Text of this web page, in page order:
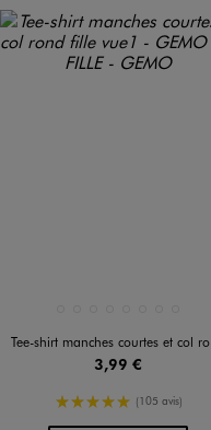
Tee-shirt manches courtes et col rond fille
3,99 €
5/5 de moyenne
(105 avis)